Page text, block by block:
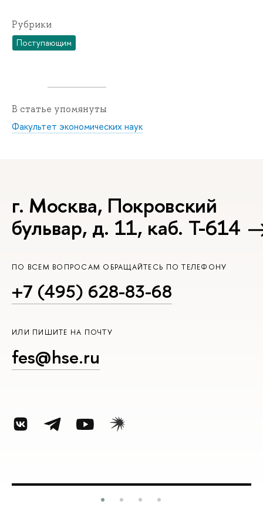
Рубрики
Поступающим
В статье упомянуты
Факультет экономических наук
г. Москва, Покровский
бульвар, д. 11, каб. Т-614
ПО ВСЕМ ВОПРОСАМ ОБРАЩАЙТЕСЬ ПО ТЕЛЕФОНУ
+7 (495) 628-83-68
ИЛИ ПИШИТЕ НА ПОЧТУ
fes@hse.ru